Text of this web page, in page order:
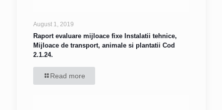
August 1, 2019
Raport evaluare mijloace fixe Instalatii tehnice,
Mijloace de transport, animale si plantatii Cod
2.1.24.
Read more